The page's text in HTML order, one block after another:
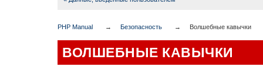
PHP Manual Безопасность Волшебные кавычки
ВОЛШЕБНЫЕ КАВЫЧКИ